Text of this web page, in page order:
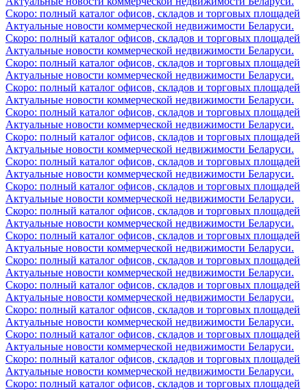
Скоро: полный каталог офисов, складов и торговых площадей
Актуальные новости коммерческой недвижимости Беларуси.
Скоро: полный каталог офисов, складов и торговых площадей
Актуальные новости коммерческой недвижимости Беларуси.
Скоро: полный каталог офисов, складов и торговых площадей
Актуальные новости коммерческой недвижимости Беларуси.
Скоро: полный каталог офисов, складов и торговых площадей
Актуальные новости коммерческой недвижимости Беларуси.
Скоро: полный каталог офисов, складов и торговых площадей
Актуальные новости коммерческой недвижимости Беларуси.
Скоро: полный каталог офисов, складов и торговых площадей
Актуальные новости коммерческой недвижимости Беларуси.
Скоро: полный каталог офисов, складов и торговых площадей
Актуальные новости коммерческой недвижимости Беларуси.
Скоро: полный каталог офисов, складов и торговых площадей
Актуальные новости коммерческой недвижимости Беларуси.
Скоро: полный каталог офисов, складов и торговых площадей
Актуальные новости коммерческой недвижимости Беларуси.
Скоро: полный каталог офисов, складов и торговых площадей
Актуальные новости коммерческой недвижимости Беларуси.
Скоро: полный каталог офисов, складов и торговых площадей
Актуальные новости коммерческой недвижимости Беларуси.
Скоро: полный каталог офисов, складов и торговых площадей
Актуальные новости коммерческой недвижимости Беларуси.
Скоро: полный каталог офисов, складов и торговых площадей
Актуальные новости коммерческой недвижимости Беларуси.
Скоро: полный каталог офисов, складов и торговых площадей
Актуальные новости коммерческой недвижимости Беларуси.
Скоро: полный каталог офисов, складов и торговых площадей
Актуальные новости коммерческой недвижимости Беларуси.
Скоро: полный каталог офисов, складов и торговых площадей